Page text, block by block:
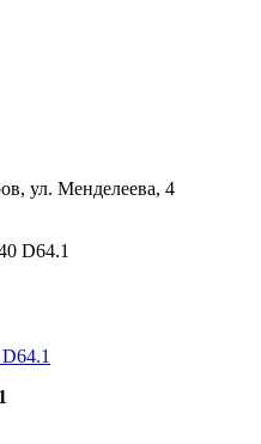
ул. Менделеева, 4